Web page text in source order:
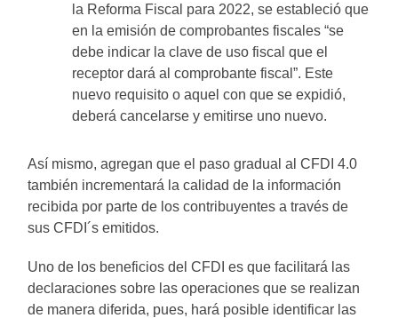
la Reforma Fiscal para 2022, se estableció que
en la emisión de comprobantes fiscales “se
debe indicar la clave de uso fiscal que el
receptor dará al comprobante fiscal”. Este
nuevo requisito o aquel con que se expidió,
deberá cancelarse y emitirse uno nuevo.
Así mismo, agregan que el paso gradual al CFDI 4.0
también incrementará la calidad de la información
recibida por parte de los contribuyentes a través de
sus CFDI´s emitidos.
Uno de los beneficios del CFDI es que facilitará las
declaraciones sobre las operaciones que se realizan
de manera diferida, pues, hará posible identificar las